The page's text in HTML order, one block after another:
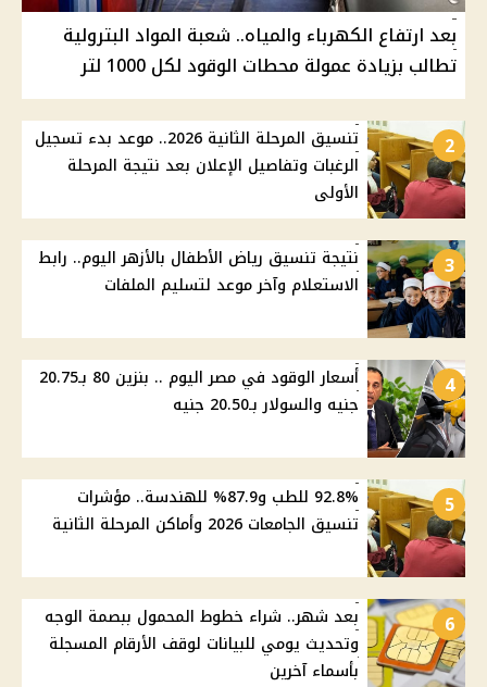
بعد ارتفاع الكهرباء والمياه.. شعبة المواد البترولية
تطالب بزيادة عمولة محطات الوقود لكل 1000 لتر
2
تنسيق المرحلة الثانية 2026.. موعد بدء تسجيل
الرغبات وتفاصيل الإعلان بعد نتيجة المرحلة
الأولى
3
نتيجة تنسيق رياض الأطفال بالأزهر اليوم.. رابط
الاستعلام وآخر موعد لتسليم الملفات
4
أسعار الوقود في مصر اليوم .. بنزين 80 بـ20.75
جنيه والسولار بـ20.50 جنيه
5
92.8% للطب و87.9% للهندسة.. مؤشرات
تنسيق الجامعات 2026 وأماكن المرحلة الثانية
6
بعد شهر.. شراء خطوط المحمول ببصمة الوجه
وتحديث يومي للبيانات لوقف الأرقام المسجلة
بأسماء آخرين